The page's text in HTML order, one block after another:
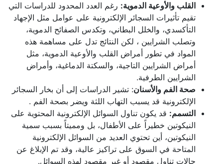
القلب والأوعية الدموية: رغم العدد المحدود للدراسات التي
تقيم تأثيرات السجائر الإلكترونية على عوامل مثل الإجهاد
التأكسدي، والخلل البطاني، وتكدس الصفائح الدموية،
وتصلب الشرايين ، لكن النتائج تدل على مساهمة هذه
المواد في تطور أمراض القلب والأوعية الدموية، مثل
أمراض الشرايين التاجية، والسكتة الدماغية، وأمراض
الشرايين الطرفية.
صحة الفم والأسنان: تشير الدراسات إلى أن بخار السجائر
الإلكترونية قد يسبب التهاب اللثة ويضر بصحة الفم .
التسمم: قد يكون تناول السوائل الإلكترونية المحتوية على
النيكوتين خطيراً على الأطفال، بل ومميتاً بسبب سمية
النيكوتين، أين تحتوي العديد من السوائل الإلكترونية
المتاحة في السوق على تراكيز عالية، وقد تم الإبلاغ عن
حالات تناول مقصود أو غير مقصود لهذه السوائل.